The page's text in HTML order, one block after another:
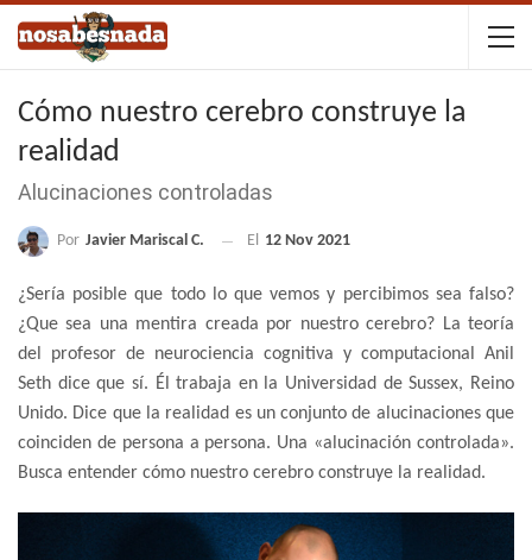
Cómo nuestro cerebro construye la
realidad
Alucinaciones controladas
Por Javier Mariscal C. El 12 Nov 2021
¿Sería posible que todo lo que vemos y percibimos sea falso?
¿Que sea una mentira creada por nuestro cerebro? La teoría
del profesor de neurociencia cognitiva y computacional Anil
Seth dice que sí. Él trabaja en la Universidad de Sussex, Reino
Unido. Dice que la realidad es un conjunto de alucinaciones que
coinciden de persona a persona. Una «alucinación controlada».
Busca entender cómo nuestro cerebro construye la realidad.